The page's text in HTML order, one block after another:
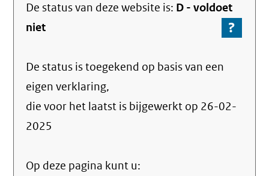
De status van dezewebsite is: D -voldoet
niet
?
Ga
over
De status is toegekend op basis van een
eigen verklaring,
die voor het laatst is bijgewerkt op 26-02-
2025
Op deze pagina kunt u: